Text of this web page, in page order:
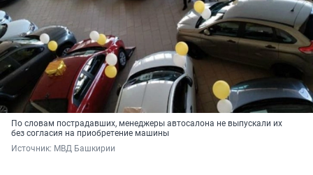
По словам пострадавших, менеджеры автосалона не выпускали их
без согласия на приобретение машины
Источник: МВД Башкирии